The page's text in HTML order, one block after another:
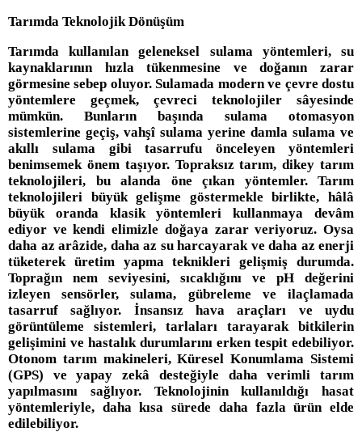
Tarımda Teknolojik Dönüşüm
Tarımda kullanılan geleneksel sulama yöntemleri, su
kaynaklarının hızla tükenmesine ve doğanın zarar
görmesine sebep oluyor. Sulamada modern ve çevre dostu
yöntemlere geçmek, çevreci teknolojiler sâyesinde
mümkün. Bunların başında sulama otomasyon
sistemlerine geçiş, vahşî sulama yerine damla sulama ve
akıllı sulama gibi tasarrufu önceleyen yöntemleri
benimsemek önem taşıyor. Topraksız tarım, dikey tarım
teknolojileri, bu alanda öne çıkan yöntemler. Tarım
teknolojileri büyük gelişme göstermekle birlikte, hâlâ
büyük oranda klasik yöntemleri kullanmaya devâm
ediyor ve kendi elimizle doğaya zarar veriyoruz. Oysa
daha az arâzide, daha az su harcayarak ve daha az enerji
tüketerek üretim yapma teknikleri gelişmiş durumda.
Toprağın nem seviyesini, sıcaklığını ve pH değerini
izleyen sensörler, sulama, gübreleme ve ilaçlamada
tasarruf sağlıyor. İnsansız hava araçları ve uydu
görüntüleme sistemleri, tarlaları tarayarak bitkilerin
gelişimini ve hastalık durumlarını erken tespit edebiliyor.
Otonom tarım makineleri, Küresel Konumlama Sistemi
(GPS) ve yapay zekâ desteğiyle daha verimli tarım
yapılmasını sağlıyor. Teknolojinin kullanıldığı hasat
yöntemleriyle, daha kısa sürede daha fazla ürün elde
edilebiliyor.